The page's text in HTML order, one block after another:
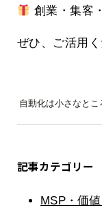
創業・集客
ぜひ、ご活用く
自動化は小さなとこ
記事カテゴリー
MSP・価